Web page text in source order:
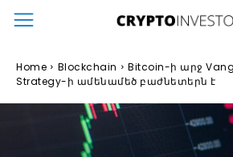
Home Blockchain
Bitcoin-ի արջ
Strategy-ի ամենամեծ բաժնետերն է